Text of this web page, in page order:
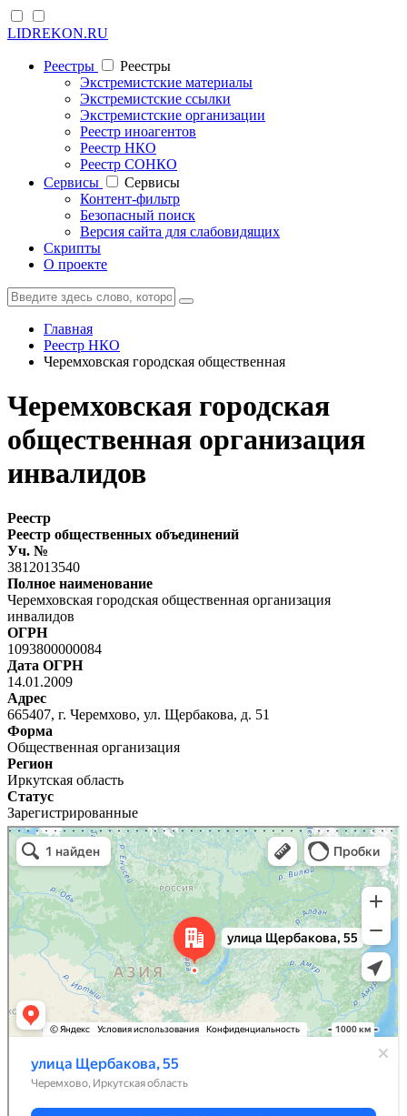
LIDREKON.RU
Реестры
Реестры
Экстремистские материалы
Экстремистские ссылки
Экстремистские организации
Реестр иноагентов
Реестр НКО
Реестр СОНКО
Cервисы
Cервисы
Контент-фильтр
Безопасный поиск
Версия сайта для слабовидящих
Скрипты
О проекте
Главная
Реестр НКО
Черемховская городская общественная
Черемховская городская
общественная организация
инвалидов
Реестр
Реестр общественных объединений
Уч. №
3812013540
Полное наименование
Черемховская городская общественная организация
инвалидов
ОГРН
1093800000084
Дата ОГРН
14.01.2009
Адрес
665407, г. Черемхово, ул. Щербакова, д. 51
Форма
Общественная организация
Регион
Иркутская область
Статус
Зарегистрированные